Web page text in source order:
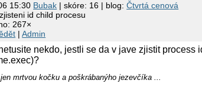
15:30 Bubak | skóre: 16 | blog:Čtvrtá cenová
id child procesu
267×
|Admin
nekdo, jestli se da v jave zjistit process
mrtvou kočku a poškrábanýho jezevčíka ...